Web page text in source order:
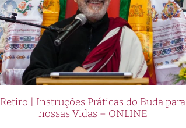
Retiro | Instruções Práticas do Buda para
nossas Vidas – ONLINE